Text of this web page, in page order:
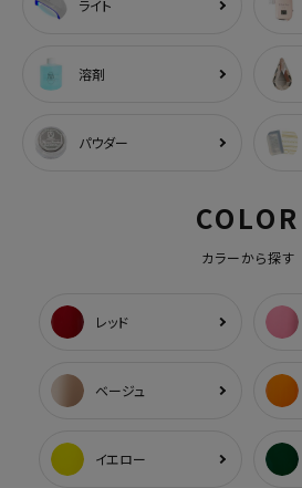
ライト
溶剤
パウダー
COLOR
カラーから探す
レッド
ベージュ
イエロー